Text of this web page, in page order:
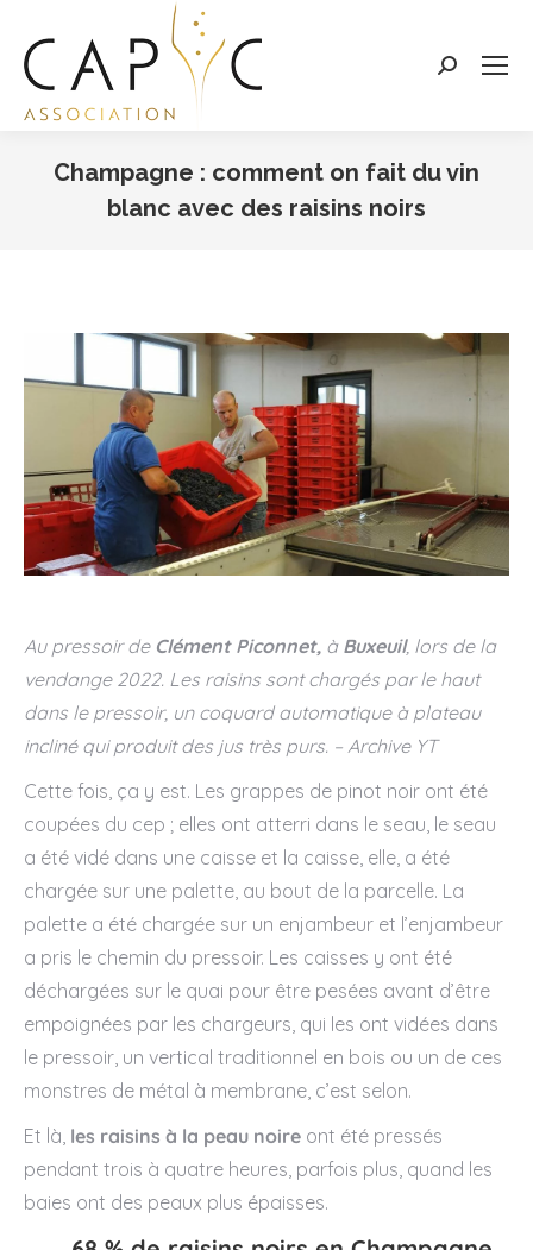
Search:
Champagne : comment on fait du vin
blanc avec des raisins noirs
Au pressoir de Clément Piconnet, à Buxeuil, lors de la
vendange 2022. Les raisins sont chargés par le haut
dans le pressoir, un coquard automatique à plateau
incliné qui produit des jus très purs. – Archive YT
Cette fois, ça y est. Les grappes de pinot noir ont été
coupées du cep ; elles ont atterri dans le seau, le seau
a été vidé dans une caisse et la caisse, elle, a été
chargée sur une palette, au bout de la parcelle. La
palette a été chargée sur un enjambeur et l’enjambeur
a pris le chemin du pressoir. Les caisses y ont été
déchargées sur le quai pour être pesées avant d’être
empoignées par les chargeurs, qui les ont vidées dans
le pressoir, un vertical traditionnel en bois ou un de ces
monstres de métal à membrane, c’est selon.
Et là, les raisins à la peau noire ont été pressés
pendant trois à quatre heures, parfois plus, quand les
baies ont des peaux plus épaisses.